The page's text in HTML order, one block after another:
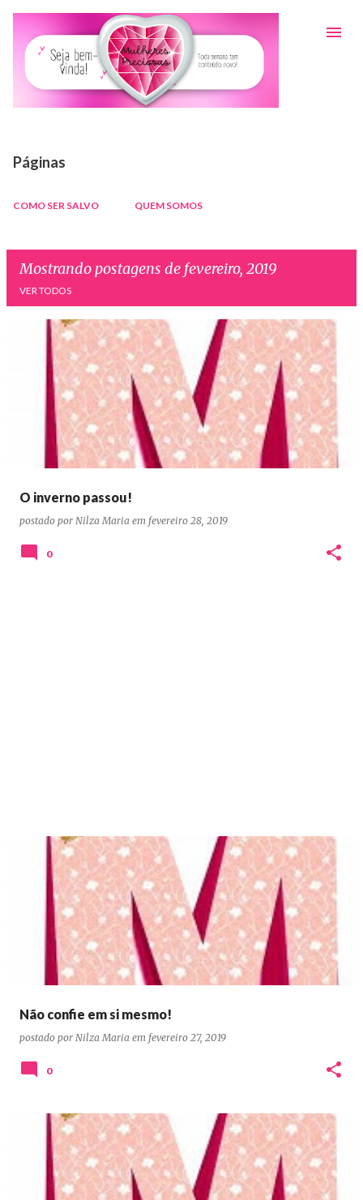
Pular para o conteúdo principal
Páginas
COMO SER SALVO QUEM SOMOS
Mostrando postagens de fevereiro, 2019
VER TODOS
O inverno passou!
postado por Nilza Maria em fevereiro 28, 2019
0
Não confie em si mesmo!
postado por Nilza Maria em fevereiro 27, 2019
0